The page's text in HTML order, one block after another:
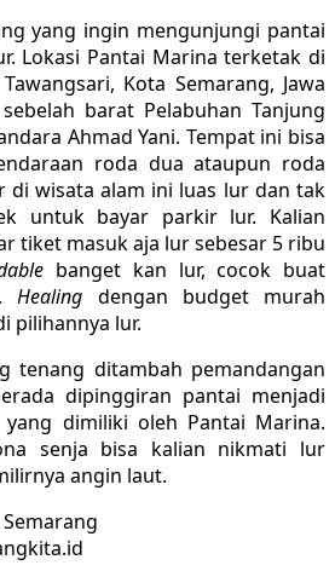
yang ingin mengunjungi pantai
Lokasi Pantai Marina terketak di
Kota Semarang, Jawa
barat Pelabuhan Tanjung
Ahmad Yani. Tempat ini bisa
roda dua ataupun roda
di wisata alam ini luas lur dan tak
untuk bayar parkir lur. Kalian
tiket masuk aja lur sebesar 5 ribu
banget kan lur, cocok buat
Healing dengan budget murah
pilihannya lur.
tenang ditambah pemandangan
dipinggiran pantai menjadi
dimiliki oleh Pantai Marina.
senja bisa kalian nikmati lur
angin laut.